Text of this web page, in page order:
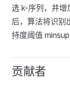
选 k-序列，并
后，算法将识别
持度阈值 minsup
贡献者